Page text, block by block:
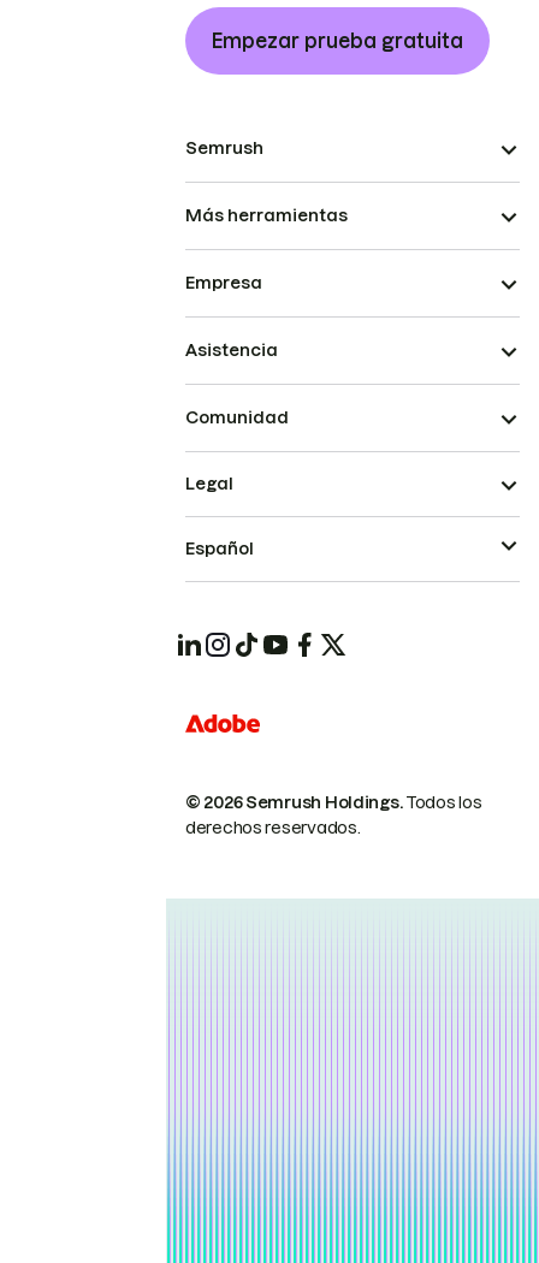
Empezar prueba gratuita
Semrush
Más herramientas
Empresa
Asistencia
Comunidad
© 2026 Semrush Holdings.Todos los
derechos reservados.
Legal
Español